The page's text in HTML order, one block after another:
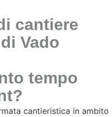
cantiere
Vado
tempo
cantieristica in ambito